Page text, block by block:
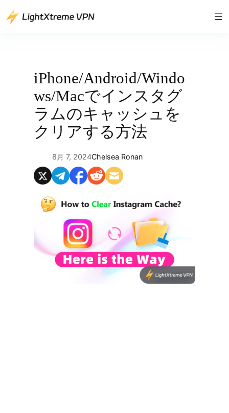
容
iPhone/Android/Windo
ws/Macでインスタグ
ラムのキャッシュを
クリアする方法
8月 7, 2024Chelsea Ronan